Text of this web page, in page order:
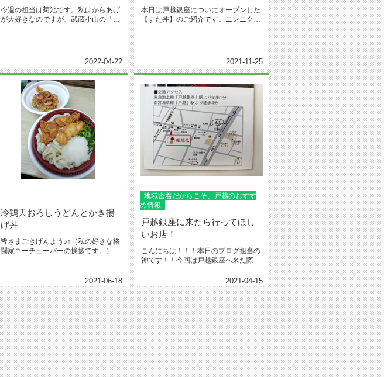
今週の担当は菊池です。私はからあげ
が大好きなのですが、武蔵小山の「か
2022-04-22
本日は戸越銀座についにオープンした
【すた丼】のご紹介です。ニンニク醤
2021-11-25
冷鶏天おろしうどんとかき揚
げ丼
皆さまごきげんよう♪↑（私の好きな格
闘家ユーチューバーの挨拶です。）本
2021-06-18
地域密着だからこそ、戸越のおすす
め情報
戸越銀座に来たら行ってほし
いお店！
こんにちは！！！本日のブログ担当の
神です！！今回は戸越銀座へ来た際は
2021-04-15